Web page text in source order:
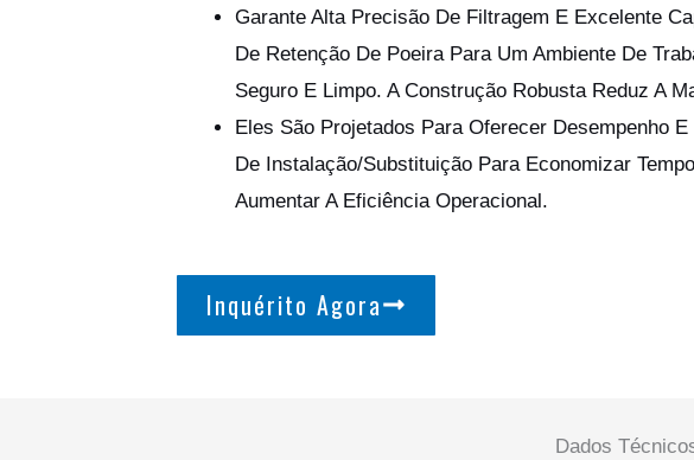
Garante Alta Precisão De Filtragem E Excelente
De Retenção De Poeira Para Um Ambiente De
Seguro E Limpo. A Construção Robusta Reduz A
Eles São Projetados Para Oferecer Desempenho E
De Instalação/substituição Para Economizar
Aumentar A Eficiência Operacional.
Inquérito Agora
Dados